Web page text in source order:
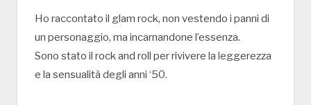
Ho raccontato il glam rock, non vestendo i panni di
un personaggio, ma incarnandone l’essenza.
Sono stato il rock and roll per rivivere la leggerezza
e la sensualità degli anni ‘50.